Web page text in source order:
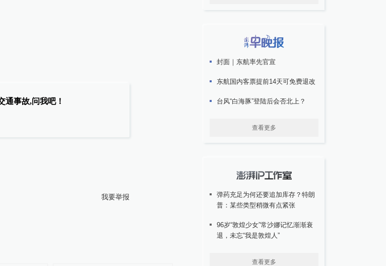
通事故,问我吧！
我要举报
封面｜东航率先官宣
东航国内客票提前14天可免费退改
台风“白海豚”登陆后会否北上？
查看更多
弹药充足为何还要追加库存？特朗
普：某些类型稍微有点紧张
96岁“敦煌少女”常沙娜记忆渐渐衰
退，未忘“我是敦煌人”
查看更多